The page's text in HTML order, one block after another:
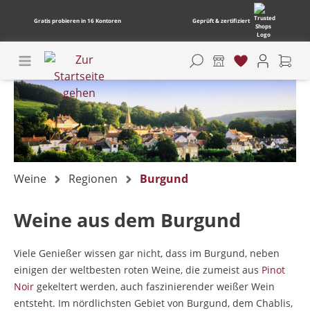
Gratis probieren in 16 Kontoren Geprüft & zertifiziert
Weine Regionen Burgund
Weine aus dem Burgund
Viele Genießer wissen gar nicht, dass im Burgund, neben
einigen der weltbesten roten Weine, die zumeist aus Pinot
Noir gekeltert werden, auch faszinierender weißer Wein
entsteht. Im nördlichsten Gebiet von Burgund, dem Chablis,